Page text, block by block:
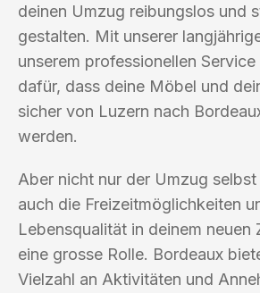
deinen Umzug reibungslos und
gestalten. Mit unserer
unserem professionellen
dafür, dass deine Möbel und
sicher von Luzern nach
werden.
Aber nicht nur der Umzug
auch die Freizeitmöglichkeiten
Lebensqualität in deinem neuen
eine grosse Rolle. Bordeaux
Vielzahl an Aktivitäten und